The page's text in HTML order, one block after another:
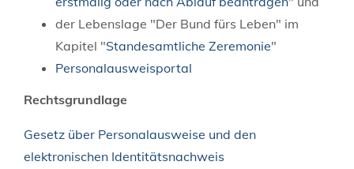
der Lebenslage "Der Bund fürs Leben" im
Kapitel "Standesamtliche Zeremonie"
Personalausweisportal
Rechtsgrundlage
Gesetz über Personalausweise und den
elektronischen Identitätsnachweis